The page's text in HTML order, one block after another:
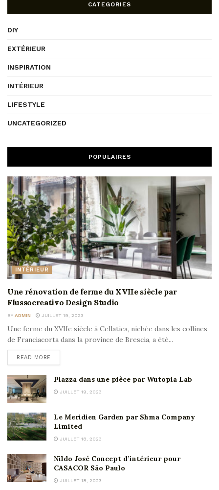
CATEGORIES
DIY
EXTÉRIEUR
INSPIRATION
INTÉRIEUR
LIFESTYLE
UNCATEGORIZED
POPULAIRES
INTÉRIEUR
Une rénovation de ferme du XVIIe siècle par
Flussocreativo Design Studio
BY ADMIN JUILLET 19, 2023
Une ferme du XVIIe siècle à Cellatica, nichée dans les collines
de Franciacorta dans la province de Brescia, a été...
READ MORE
Piazza dans une pièce par Wutopia Lab
JUILLET 19, 2023
Le Meridien Garden par Shma Company
Limited
JUILLET 18, 2023
Nildo José Concept d’intérieur pour
CASACOR São Paulo
JUILLET 18, 2023